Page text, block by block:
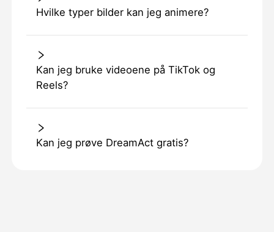
Hvilke typer bilder kan jeg animere?
Kan jeg bruke videoene på TikTok og
Reels?
Kan jeg prøve DreamAct gratis?